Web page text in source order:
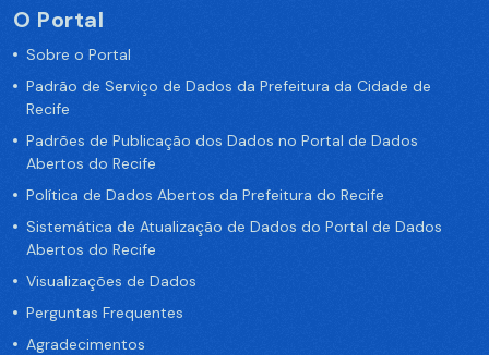
O Portal
Sobre o Portal
Padrão de Serviço de Dados da Prefeitura da Cidade de
Recife
Padrões de Publicação dos Dados no Portal de Dados
Abertos do Recife
Política de Dados Abertos da Prefeitura do Recife
Sistemática de Atualização de Dados do Portal de Dados
Abertos do Recife
Visualizações de Dados
Perguntas Frequentes
Agradecimentos